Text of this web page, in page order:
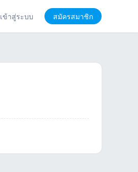
เข้าสู่ระบบ สมัครสมาชิก